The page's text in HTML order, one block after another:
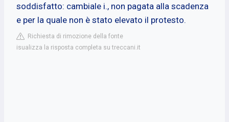
soddisfatto: cambiale i., non pagata alla scadenza
e per la quale non è stato elevato il protesto.
Richiesta di rimozione della fonte
isualizza la risposta completa su treccani.it